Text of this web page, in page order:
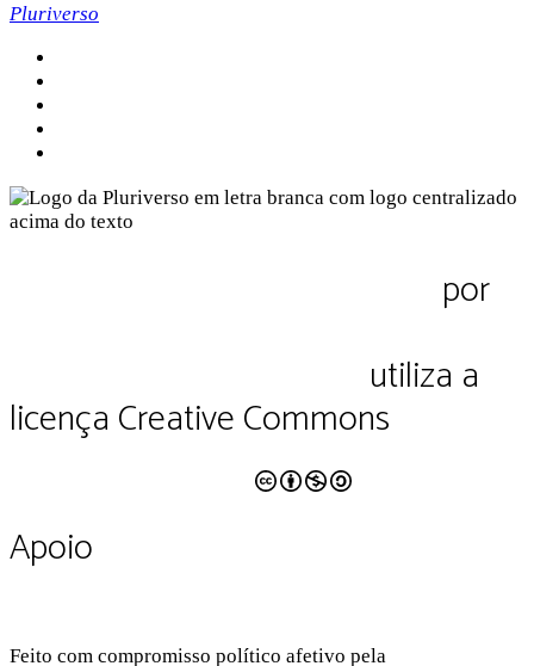
por
utiliza a
licença Creative Commons
Apoio
Feito com compromisso político afetivo pela